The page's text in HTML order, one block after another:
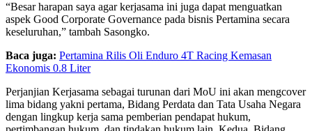
“Besar harapan saya agar kerjasama ini juga dapat menguatkan
aspek Good Corporate Governance pada bisnis Pertamina secara
keseluruhan,” tambah Sasongko.
Baca juga: Pertamina Rilis Oli Enduro 4T Racing Kemasan
Ekonomis 0.8 Liter
Perjanjian Kerjasama sebagai turunan dari MoU ini akan mengcover
lima bidang yakni pertama, Bidang Perdata dan Tata Usaha Negara
dengan lingkup kerja sama pemberian pendapat hukum,